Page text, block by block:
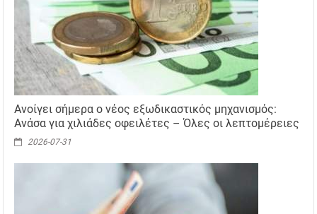
Ανοίγει σήμερα ο νέος εξωδικαστικός μηχανισμός:
Ανάσα για χιλιάδες οφειλέτες – Όλες οι λεπτομέρειες
2026-07-31